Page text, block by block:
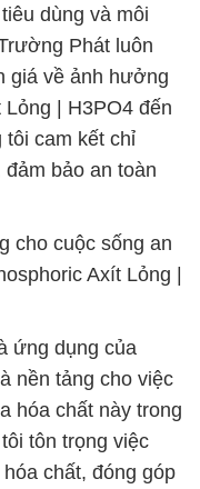
dùng và môi
Phát luôn
giá về ảnh hưởng
| H3PO4 đến
cam kết chỉ
bảo an toàn
cho cuộc sống an
Axít Lỏng |
ứng dụng của
nền tảng cho việc
hóa chất này trong
tôn trọng việc
chất, đóng góp